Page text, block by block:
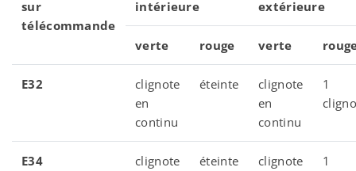
sur
télécommande
intérieure
extérieure
verte rouge verte
E32
clignote
en
continu
éteinte
clignote
en
continu
1
E34
clignote
éteinte
clignote
1